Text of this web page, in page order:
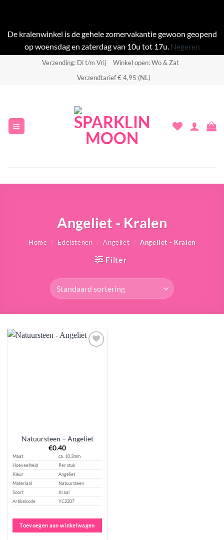
De kralenwinkel is de gehele zomervakantie gewoon geopend
op woensdag en zaterdag van 10u tot 17u. Negeren
Verzending: Di t/m Vrij
Winkel open: Wo & Zat
Verzendtarief € 4,95 (NL)
Angeliet - Kralen
Home / Edelstenen / Angeliet / Angeliet - Kralen
Filter
Natuursteen – Angeliet
€0.40
Maat
ca. 10,3mm
Hoeveelheid
Per stuk
Kleur
Angeliet
Materiaal
Natuursteen
Soort
Kraal
Artikelcode
YC2207
Toevoegen aan winkelwagen